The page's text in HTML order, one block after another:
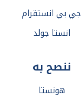
جي بي انستقرام
انستا جولد
ننصح به
هونستا